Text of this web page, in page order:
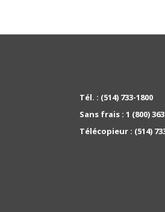
Tél. : (514) 733-1800
Sans frais : 1 (800)
Télécopieur : (514)